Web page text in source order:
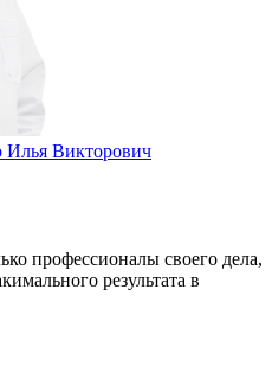
Илья Викторович
профессионалы своего дела,
результата в